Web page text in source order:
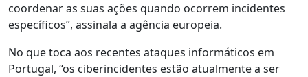
coordenar as suas ações quando ocorrem incidentes
específicos”, assinala a agência europeia.
No que toca aos recentes ataques informáticos em
Portugal, “os ciberincidentes estão atualmente a ser